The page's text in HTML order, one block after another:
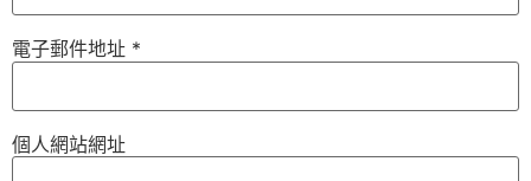
電子郵件地址 *
個人網站網址